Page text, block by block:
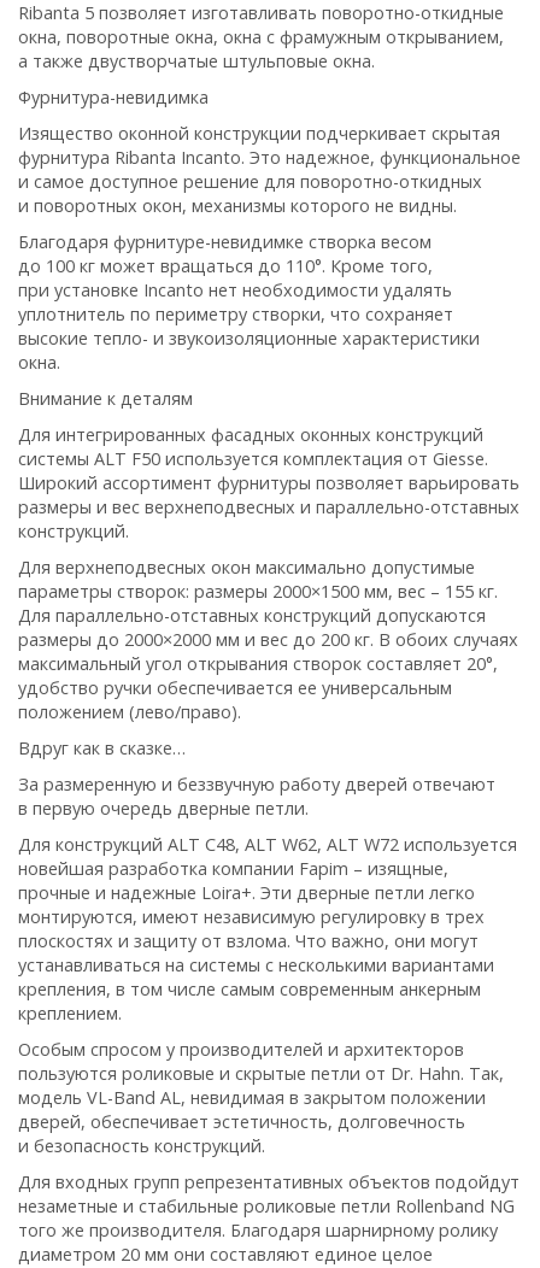
Ribanta 5 позволяет изготавливать поворотно-откидные
окна, поворотные окна, окна с фрамужным открыванием,
а также двустворчатые штульповые окна.
Фурнитура-невидимка
Изящество оконной конструкции подчеркивает скрытая
фурнитура Ribanta Incanto. Это надежное, функциональное
и самое доступное решение для поворотно-откидных
и поворотных окон, механизмы которого не видны.
Благодаря фурнитуре-невидимке створка весом
до 100 кг может вращаться до 110°. Кроме того,
при установке Incanto нет необходимости удалять
уплотнитель по периметру створки, что сохраняет
высокие тепло- и звукоизоляционные характеристики
окна.
Внимание к деталям
Для интегрированных фасадных оконных конструкций
системы ALT F50 используется комплектация от Giesse.
Широкий ассортимент фурнитуры позволяет варьировать
размеры и вес верхнеподвесных и параллельно-отставных
конструкций.
Для верхнеподвесных окон максимально допустимые
параметры створок: размеры 2000×1500 мм, вес – 155 кг.
Для параллельно-отставных конструкций допускаются
размеры до 2000×2000 мм и вес до 200 кг. В обоих случаях
максимальный угол открывания створок составляет 20°,
удобство ручки обеспечивается ее универсальным
положением (лево/право).
Вдруг как в сказке…
За размеренную и беззвучную работу дверей отвечают
в первую очередь дверные петли.
Для конструкций ALT C48, ALT W62, ALT W72 используется
новейшая разработка компании Fapim – изящные,
прочные и надежные Loira+. Эти дверные петли легко
монтируются, имеют независимую регулировку в трех
плоскостях и защиту от взлома. Что важно, они могут
устанавливаться на системы с несколькими вариантами
крепления, в том числе самым современным анкерным
креплением.
Особым спросом у производителей и архитекторов
пользуются роликовые и скрытые петли от Dr. Hahn. Так,
модель VL-Band AL, невидимая в закрытом положении
дверей, обеспечивает эстетичность, долговечность
и безопасность конструкций.
Для входных групп репрезентативных объектов подойдут
незаметные и стабильные роликовые петли Rollenband NG
того же производителя. Благодаря шарнирному ролику
диаметром 20 мм они составляют единое целое